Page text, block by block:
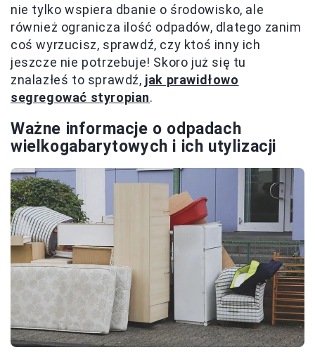
nie tylko wspiera dbanie o środowisko, ale
również ogranicza ilość odpadów, dlatego zanim
coś wyrzucisz, sprawdź, czy ktoś inny ich
jeszcze nie potrzebuje! Skoro już się tu
znalazłeś to sprawdź, jak prawidłowo
segregować styropian.
Ważne informacje o odpadach
wielkogabarytowych i ich utylizacji